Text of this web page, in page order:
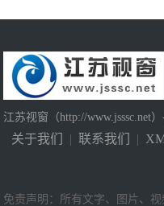
江苏视窗（http://www.jsssc.net
关于我们 | 联系我们 |
免责声明：所有文字、图片、